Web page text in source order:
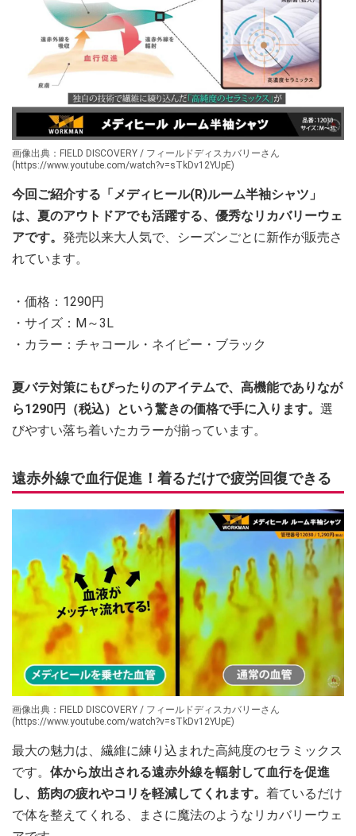
画像出典：FIELD DISCOVERY / フィールドディスカバリーさん
(https://www.youtube.com/watch?v=sTkDv12YUpE)
今回ご紹介する「メディヒール(R)ルーム半袖シャツ」
は、夏のアウトドアでも活躍する、優秀なリカバリーウェ
アです。 発売以来大人気で、シーズンごとに新作が販売さ
れています。
・価格：1290円
・サイズ：M～3L
・カラー：チャコール・ネイビー・ブラック
夏バテ対策にもぴったりのアイテムで、高機能でありなが
ら1290円（税込）という驚きの価格で手に入ります。 選
びやすい落ち着いたカラーが揃っています。
遠赤外線で血行促進！着るだけで疲労回復できる
画像出典：FIELD DISCOVERY / フィールドディスカバリーさん
(https://www.youtube.com/watch?v=sTkDv12YUpE)
最大の魅力は、繊維に練り込まれた高純度のセラミックス
です。 体から放出される遠赤外線を輻射して血行を促進
し、筋肉の疲れやコリを軽減してくれます。 着ているだけ
で体を整えてくれる、まさに魔法のようなリカバリーウェ